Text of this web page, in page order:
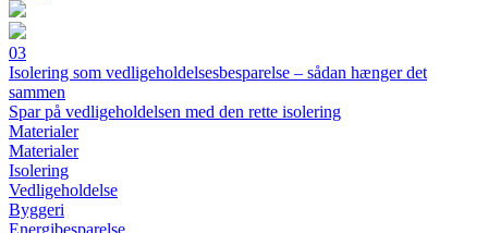
03
Isolering som vedligeholdelsesbesparelse – sådan hænger det
sammen
Spar på vedligeholdelsen med den rette isolering
Materialer
Materialer
Isolering
Vedligeholdelse
Byggeri
Energibesparelse